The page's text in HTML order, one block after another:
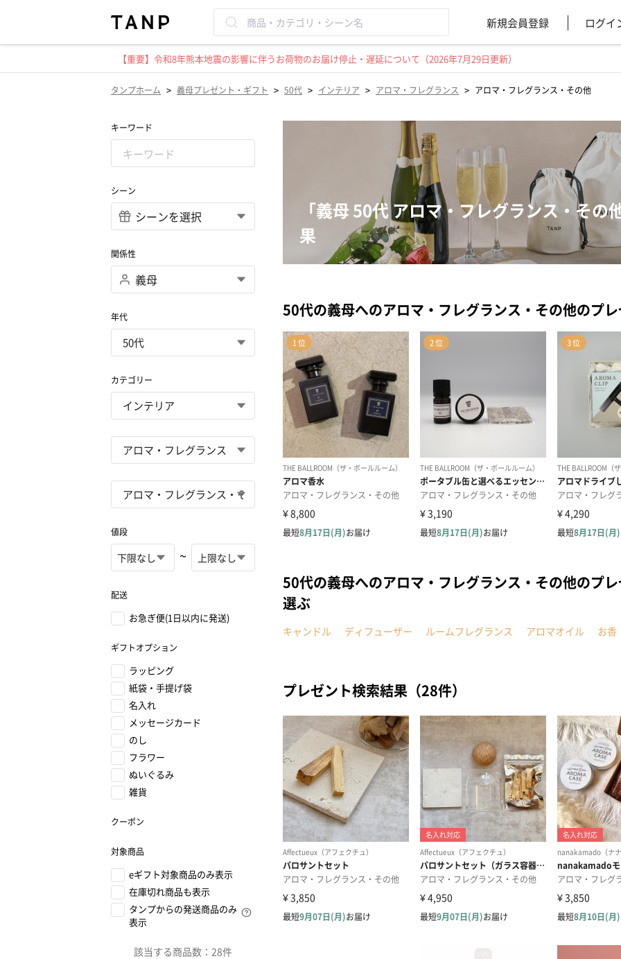
新規会員登録 ログイ
【重要】令和8年熊本地震の影響に伴うお荷物のお届け停止・遅延について（2026年7月29日更新）
タンプホーム > 義母プレゼント・ギフト > 50代 > インテリア > アロマ・フレグランス > アロマ・フレグランス・その他
キーワード
シーン
関係性
年代
カテゴリー
値段
~
配送
お急ぎ便(1日以内に発送)
ギフトオプション
ラッピング
紙袋・手提げ袋
名入れ
メッセージカード
のし
フラワー
ぬいぐるみ
雑貨
クーポン
対象商品
eギフト対象商品のみ表示
在庫切れ商品も表示
タンプからの発送商品のみ
表示
該当する商品数： 28件
「義母 50代 アロマ・フレグランス・そ
果
50代の義母へのアロマ・フレグランス・その他のプ
50代の義母へのアロマ・フレグランス・その他のプ
選ぶ
キャンドル ディフューザー ルームフレグランス アロマオイル お香
プレゼント検索結果（28件）